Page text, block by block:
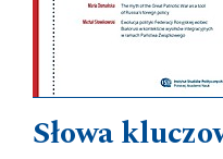
Słowa